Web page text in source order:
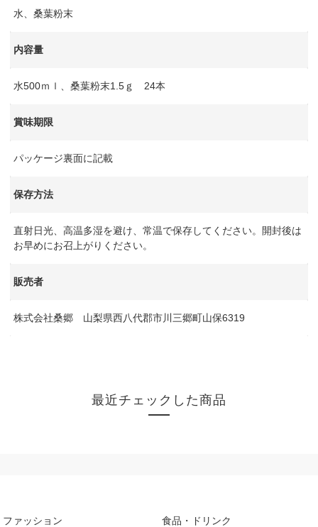
水、桑葉粉末
内容量
水500ｍｌ、桑葉粉末1.5ｇ 24本
賞味期限
パッケージ裏面に記載
保存方法
直射日光、高温多湿を避け、常温で保存してください。開封後は
お早めにお召上がりください。
販売者
株式会社桑郷 山梨県西八代郡市川三郷町山保6319
最近チェックした商品
ファッション 食品・ドリンク